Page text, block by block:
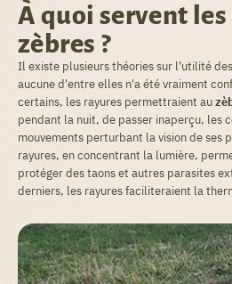
À quoi servent
zèbres ?
Il existe plusieurs théories sur l'utilité
aucune d'entre elles n'a été vraiment
certains, les rayures permettraient au
pendant la nuit, de passer inaperçu, les
mouvements perturbant la vision de ses
rayures, en concentrant la lumière,
protéger des taons et autres parasites
derniers, les rayures faciliteraient la